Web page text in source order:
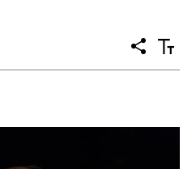
공
유
텍
스